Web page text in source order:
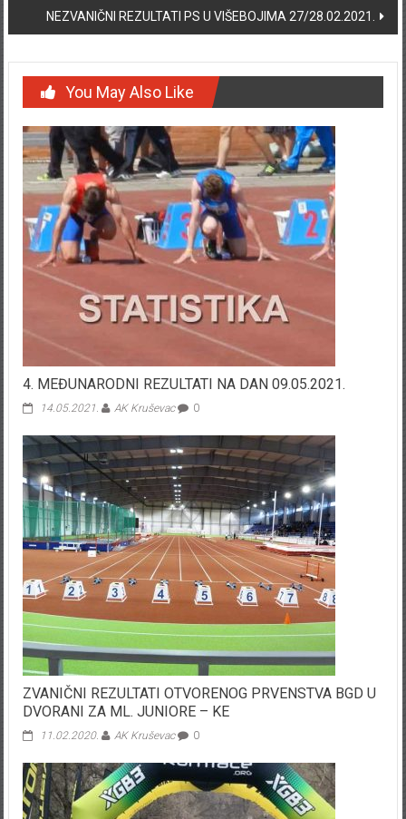
NEZVANIČNI REZULTATI PS U VIŠEBOJIMA 27/28.02.2021.
You May Also Like
4. MEĐUNARODNI REZULTATI NA DAN 09.05.2021.
14.05.2021. AK Kruševac 0
ZVANIČNI REZULTATI OTVORENOG PRVENSTVA BGD U
DVORANI ZA ML. JUNIORE – KE
11.02.2020. AK Kruševac 0